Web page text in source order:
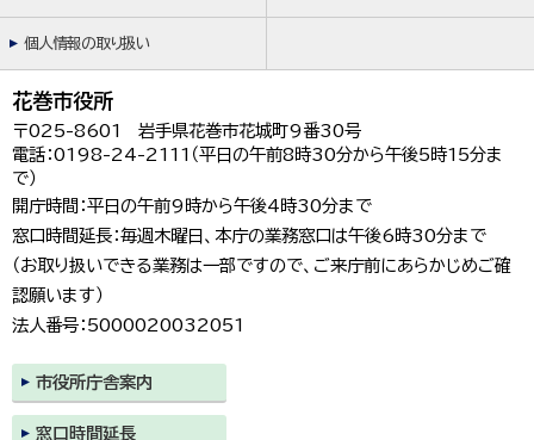
個人情報の取り扱い
花巻市役所
〒025-8601 岩手県花巻市花城町9番30号
電話：0198-24-2111（平日の午前8時30分から午後5時15分ま
で）
開庁時間：平日の午前9時から午後4時30分まで
窓口時間延長：毎週木曜日、本庁の業務窓口は午後6時30分まで
（お取り扱いできる業務は一部ですので、ご来庁前にあらかじめご確
認願います）
法人番号：5000020032051
市役所庁舎案内
窓口時間延長